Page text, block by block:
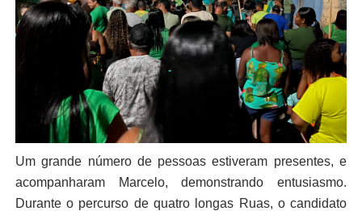
Um grande número de pessoas estiveram presentes, e
acompanharam Marcelo, demonstrando entusiasmo.
Durante o percurso de quatro longas Ruas, o candidato